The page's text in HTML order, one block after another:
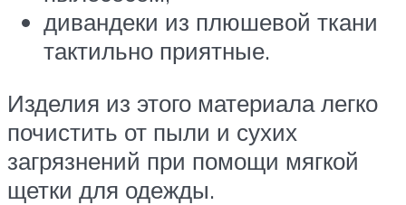
дивандеки из плюшевой ткани
тактильно приятные.
Изделия из этого материала легко
почистить от пыли и сухих
загрязнений при помощи мягкой
щетки для одежды.